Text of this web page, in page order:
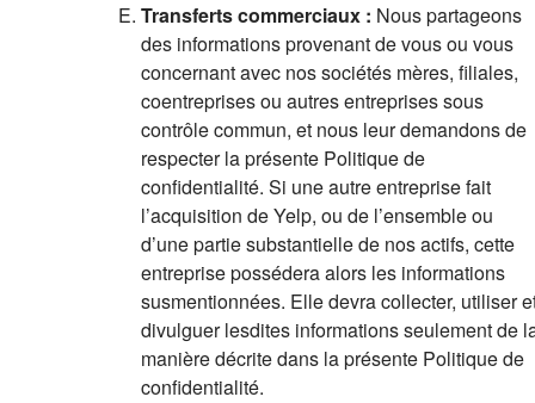
Transferts commerciaux : Nous partageons
des informations provenant de vous ou vous
concernant avec nos sociétés mères, filiales,
coentreprises ou autres entreprises sous
contrôle commun, et nous leur demandons de
respecter la présente Politique de
confidentialité. Si une autre entreprise fait
l’acquisition de Yelp, ou de l’ensemble ou
d’une partie substantielle de nos actifs, cette
entreprise possédera alors les informations
susmentionnées. Elle devra collecter, utiliser
divulguer lesdites informations seulement de
manière décrite dans la présente Politique de
confidentialité.